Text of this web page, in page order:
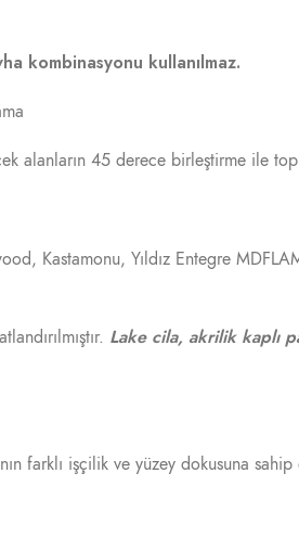
kombinasyonu kullanılmaz.
alanların 45 derece birleştirme ile
Kastamonu, Yıldız Entegre
Lake cila, akrilik kaplı
farklı işçilik ve yüzey dokusuna